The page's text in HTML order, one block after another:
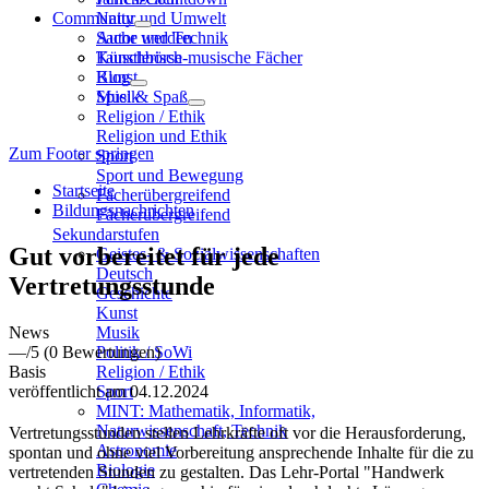
Natur und Umwelt
Sache und Technik
Künstlerisch-musische Fächer
Kunst
Musik
Religion / Ethik
Religion und Ethik
Sport
Sport und Bewegung
Fächerübergreifend
Fächerübergreifend
Sekundarstufen
Geistes- & Sozialwissenschaften
Deutsch
Geschichte
Kunst
Musik
Politik / SoWi
Religion / Ethik
Sport
MINT: Mathematik, Informatik,
Naturwissenschaft, Technik
Astronomie
Biologie
Community
Autor werden
Tauschbörse
Blog
Spiel & Spaß
Zum Footer springen
Startseite
Bildungsnachrichten
Gut vorbereitet für jede
Vertretungsstunde
News
—/5 (0 Bewertungen)
Basis
veröffentlicht am 04.12.2024
Vertretungsstunden stellen Lehrkräfte oft vor die Herausforderung,
spontan und ohne viel Vorbereitung ansprechende Inhalte für die zu
vertretenden Stunden zu gestalten. Das Lehr-Portal "Handwerk